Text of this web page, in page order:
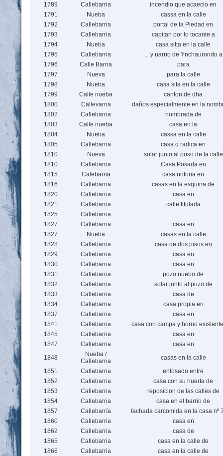
1789 Callebarria
incendio que acaecio en
1791
Nueba
cassa en la calle
1792
Callebarria
portal de la Piedad en
1793
Callebarria
capitan por lo tocante a
1794
Nueba
casa sitta en la calle
1795
Callebarria
... y uarrio de Ynchaurondo a
1796
Calle Barria
para
1797
Nueva
para la calle
1798
Nueba
casa sita en la calle
1799
Calle nueba
canton de dha
1800
Callevarria
daños especialmente en la
1802
Callebarria
nombrada de
1803
Calle nueba
casa en la
1804
Nueba
cassa en la calle
1805
Callebarria
casa q radica en
1810
Nueva
solar junto al poso de la calle
1810
Callebarria
Casa Posada en
1815
Calebarria
casa notoria en
1816
Callebarria
casas en la esquina de
1820
Callebarria
casa en
1821
Callebarria
calle titulada
1825
Callebarria
1827
Callebarria
casa en
1827
Nueba
casas en la calle
1828
Callebarria
casa de dos pisos en
1829
Callebarria
casa en
1830
Callebarria
casa en
1831
Callebarria
pozo nuebo de
1832
Callebarria
solar junto al pozo de
1833
Callebarria
casa de
1834
Callebarria
casa propia en
1837
Callebarria
casa en
1841
Callebarria
casa con campa y horno
1845
Callebarria
casa en
1847
Callebarria
casa en
1848
Nueba /
Callebarria
casas en la calle
1851
Callebarria
enlosado entre
1852
Callebarria
casa con su huerta de
1853
Callebarria
reposicion de las calles de
1854
Callebarria
casa en el barrio de
1857
Callebarría
fachada carcomida en la casa nº
1860
Callebarria
casa en
1862
Callebarria
casa de
1865
Callebarria
casa en la calle de
1866
Callebarria
casa en la calle de